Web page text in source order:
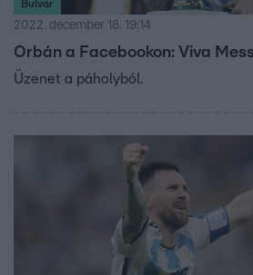
Bulvár
2022. december 18. 19:14
Orbán a Facebookon: Viva
Üzenet a páholyból.